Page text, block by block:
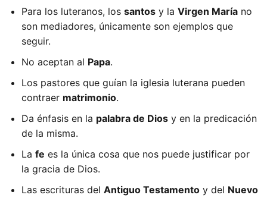
Para los luteranos, los santos y la Virgen María no
son mediadores, únicamente son ejemplos que
seguir.
No aceptan al Papa.
Los pastores que guían la iglesia luterana pueden
contraer matrimonio.
Da énfasis en la palabra de Dios y en la predicación
de la misma.
La fe es la única cosa que nos puede justificar por
la gracia de Dios.
Las escrituras del Antiguo Testamento y del Nuevo